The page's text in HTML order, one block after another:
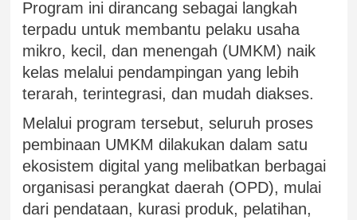
Program ini dirancang sebagai langkah
terpadu untuk membantu pelaku usaha
mikro, kecil, dan menengah (UMKM) naik
kelas melalui pendampingan yang lebih
terarah, terintegrasi, dan mudah diakses.
Melalui program tersebut, seluruh proses
pembinaan UMKM dilakukan dalam satu
ekosistem digital yang melibatkan berbagai
organisasi perangkat daerah (OPD), mulai
dari pendataan, kurasi produk, pelatihan,